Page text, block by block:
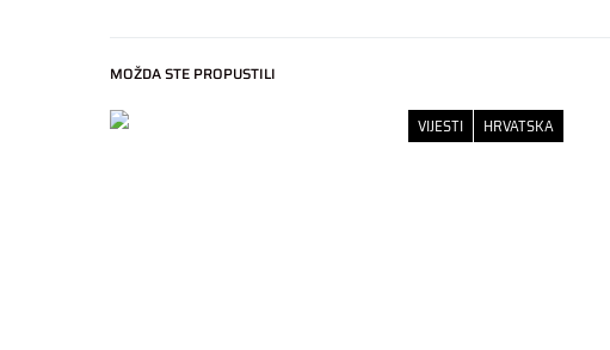
MOŽDA STE PROPUSTILI
VIJESTI HRVATSKA